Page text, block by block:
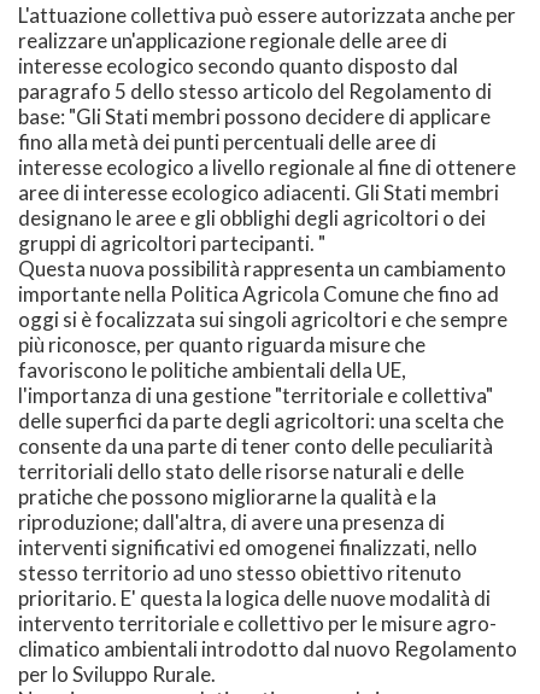
L'attuazione collettiva può essere autorizzata anche per
realizzare un'applicazione regionale delle aree di
interesse ecologico secondo quanto disposto dal
paragrafo 5 dello stesso articolo del Regolamento di
base: "Gli Stati membri possono decidere di applicare
fino alla metà dei punti percentuali delle aree di
interesse ecologico a livello regionale al fine di ottenere
aree di interesse ecologico adiacenti. Gli Stati membri
designano le aree e gli obblighi degli agricoltori o dei
gruppi di agricoltori partecipanti. "
Questa nuova possibilità rappresenta un cambiamento
importante nella Politica Agricola Comune che fino ad
oggi si è focalizzata sui singoli agricoltori e che sempre
più riconosce, per quanto riguarda misure che
favoriscono le politiche ambientali della UE,
l'importanza di una gestione "territoriale e collettiva"
delle superfici da parte degli agricoltori: una scelta che
consente da una parte di tener conto delle peculiarità
territoriali dello stato delle risorse naturali e delle
pratiche che possono migliorarne la qualità e la
riproduzione; dall'altra, di avere una presenza di
interventi significativi ed omogenei finalizzati, nello
stesso territorio ad uno stesso obiettivo ritenuto
prioritario. E' questa la logica delle nuove modalità di
intervento territoriale e collettivo per le misure agro-
climatico ambientali introdotto dal nuovo Regolamento
per lo Sviluppo Rurale.